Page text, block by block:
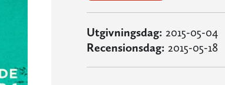
Utgivningsdag: 2015-05-04
Recensionsdag: 2015-05-18